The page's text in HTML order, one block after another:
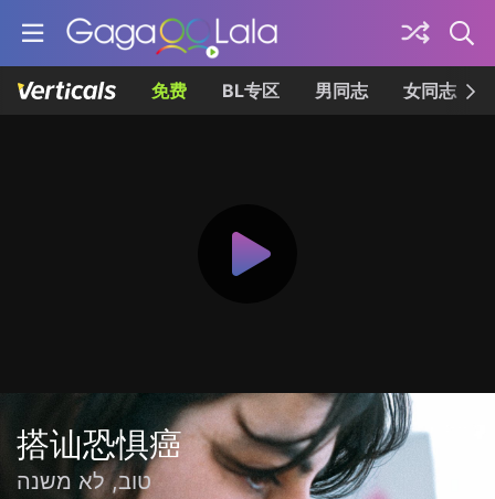
免费 BL专区 男同志 女同志
搭讪恐惧癌
טוב, לא משנה